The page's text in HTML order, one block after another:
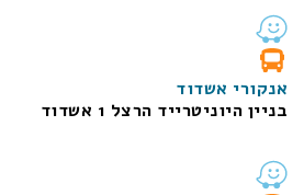
אנקורי אשדוד
בניין היוניטרייד הרצל 1 אשדוד